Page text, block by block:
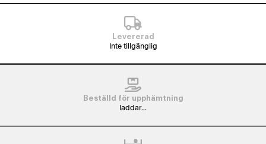
Levererad
Inte tillgänglig
Beställd för upphämtning
laddar...